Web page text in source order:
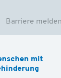
Barriere melden
mit